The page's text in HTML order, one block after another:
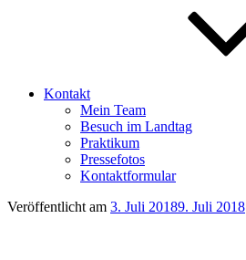
Kontakt
Mein Team
Besuch im Landtag
Praktikum
Pressefotos
Kontaktformular
Veröffentlicht am 3. Juli 20189. Juli 2018